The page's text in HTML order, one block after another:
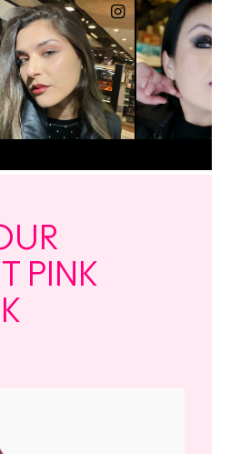
PINK